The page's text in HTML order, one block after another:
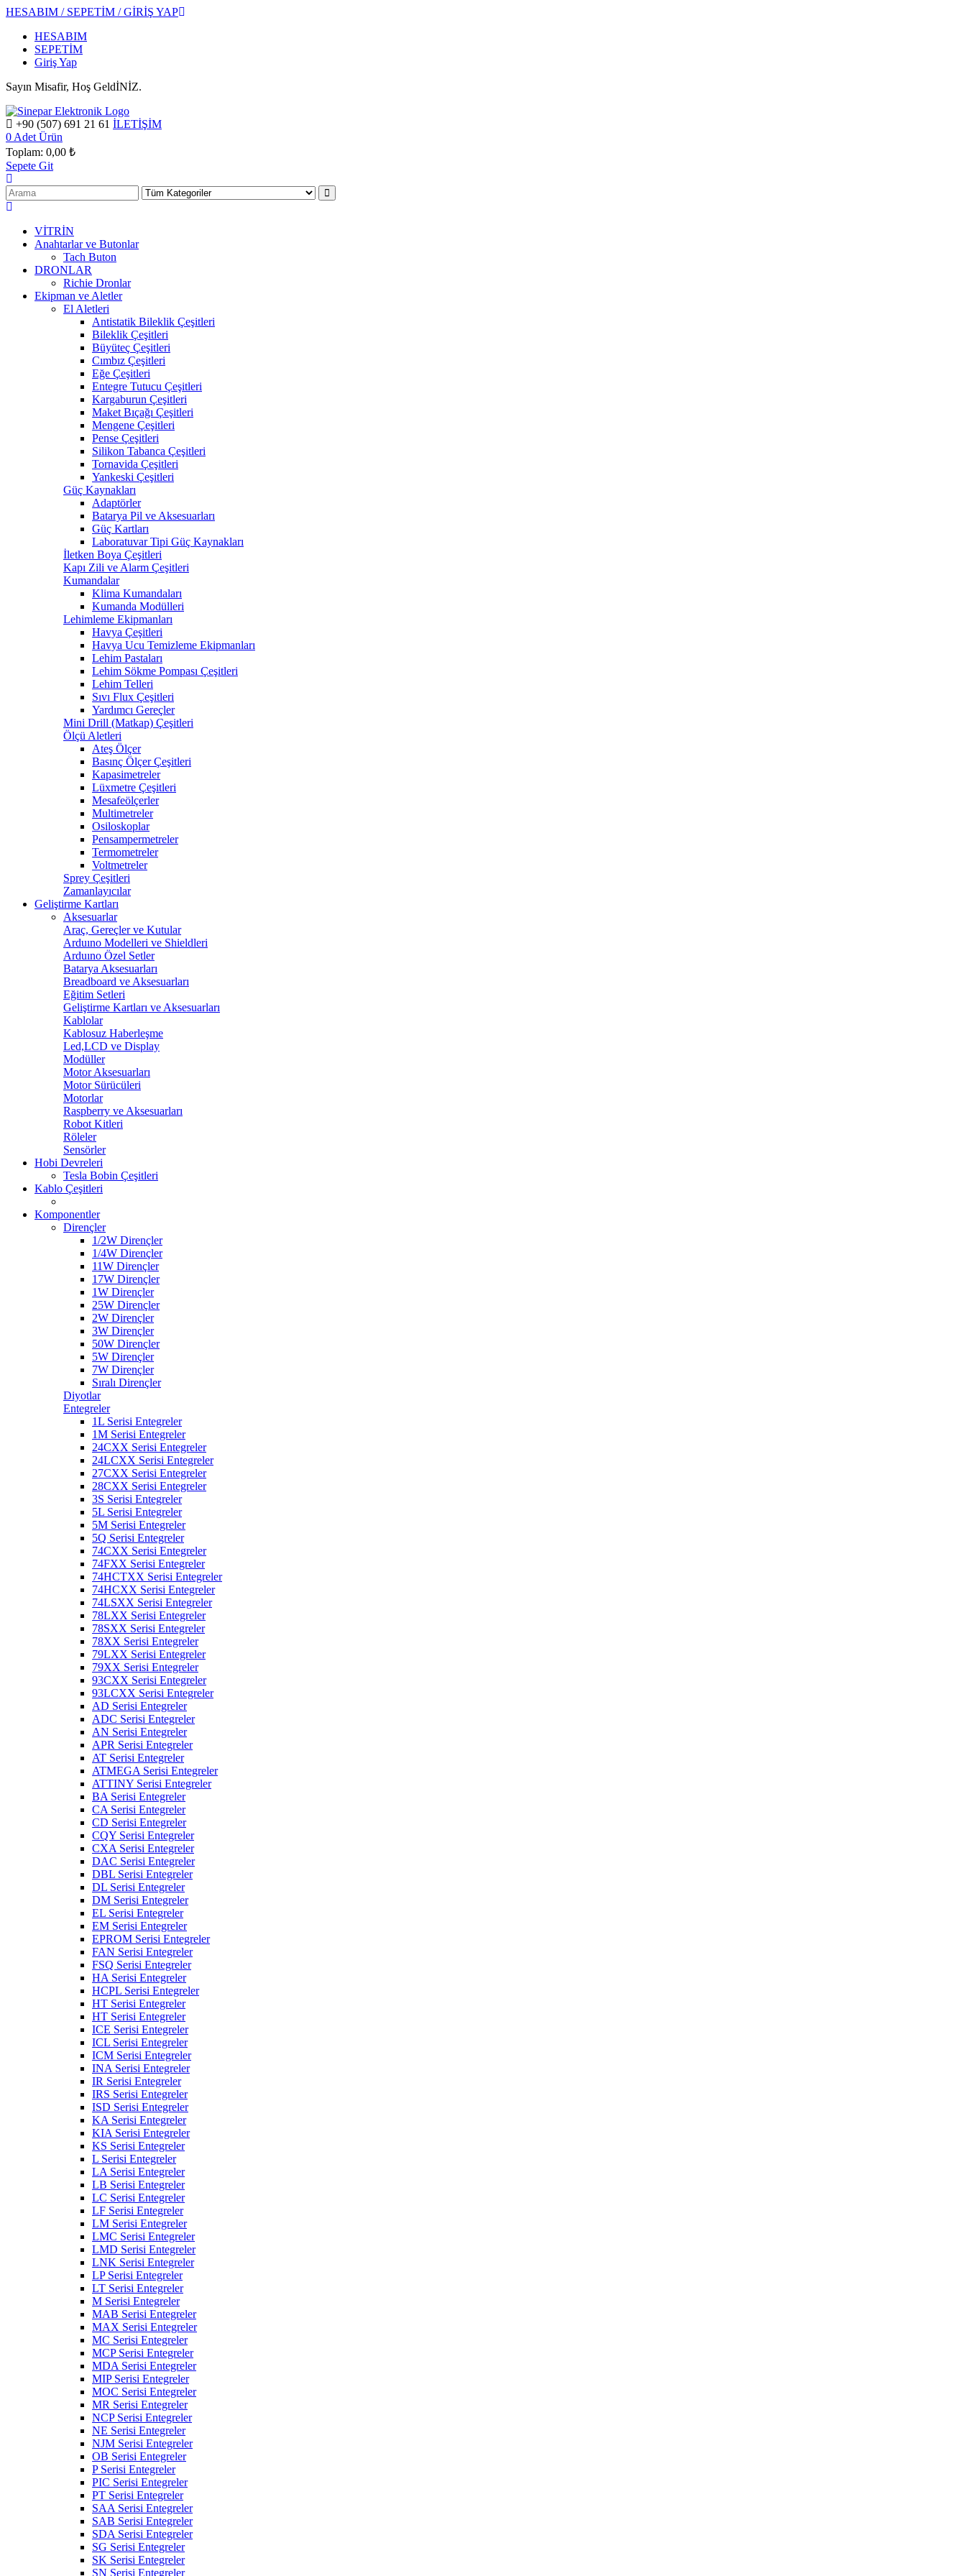
HESABIM / SEPETİM / GİRİŞ YAP
HESABIM
SEPETİM
Giriş Yap
Sayın Misafir, Hoş GeldİNİZ.
+90 (507) 691 21 61 İLETİŞİM
0 Adet Ürün
Toplam: 0,00 ₺
Sepete Git
VİTRİN
Anahtarlar ve Butonlar
Tach Buton
DRONLAR
Richie Dronlar
Ekipman ve Aletler
El Aletleri
Antistatik Bileklik Çeşitleri
Bileklik Çeşitleri
Büyüteç Çeşitleri
Cımbız Çeşitleri
Eğe Çeşitleri
Entegre Tutucu Çeşitleri
Kargaburun Çeşitleri
Maket Bıçağı Çeşitleri
Mengene Çeşitleri
Pense Çeşitleri
Silikon Tabanca Çeşitleri
Tornavida Çeşitleri
Yankeski Çeşitleri
Güç Kaynakları
Adaptörler
Batarya Pil ve Aksesuarları
Güç Kartları
Laboratuvar Tipi Güç Kaynakları
İletken Boya Çeşitleri
Kapı Zili ve Alarm Çeşitleri
Kumandalar
Klima Kumandaları
Kumanda Modülleri
Lehimleme Ekipmanları
Havya Çeşitleri
Havya Ucu Temizleme Ekipmanları
Lehim Pastaları
Lehim Sökme Pompası Çeşitleri
Lehim Telleri
Sıvı Flux Çeşitleri
Yardımcı Gereçler
Mini Drill (Matkap) Çeşitleri
Ölçü Aletleri
Ateş Ölçer
Basınç Ölçer Çeşitleri
Kapasimetreler
Lüxmetre Çeşitleri
Mesafeölçerler
Multimetreler
Osiloskoplar
Pensampermetreler
Termometreler
Voltmetreler
Sprey Çeşitleri
Zamanlayıcılar
Geliştirme Kartları
Aksesuarlar
Araç, Gereçler ve Kutular
Arduıno Modelleri ve Shieldleri
Arduıno Özel Setler
Batarya Aksesuarları
Breadboard ve Aksesuarları
Eğitim Setleri
Geliştirme Kartları ve Aksesuarları
Kablolar
Kablosuz Haberleşme
Led,LCD ve Display
Modüller
Motor Aksesuarları
Motor Sürücüleri
Motorlar
Raspberry ve Aksesuarları
Robot Kitleri
Röleler
Sensörler
Hobi Devreleri
Tesla Bobin Çeşitleri
Kablo Çeşitleri
Komponentler
Dirençler
1/2W Dirençler
1/4W Dirençler
11W Dirençler
17W Dirençler
1W Dirençler
25W Dirençler
2W Dirençler
3W Dirençler
50W Dirençler
5W Dirençler
7W Dirençler
Sıralı Dirençler
Diyotlar
Entegreler
1L Serisi Entegreler
1M Serisi Entegreler
24CXX Serisi Entegreler
24LCXX Serisi Entegreler
27CXX Serisi Entegreler
28CXX Serisi Entegreler
3S Serisi Entegreler
5L Serisi Entegreler
5M Serisi Entegreler
5Q Serisi Entegreler
74CXX Serisi Entegreler
74FXX Serisi Entegreler
74HCTXX Serisi Entegreler
74HCXX Serisi Entegreler
74LSXX Serisi Entegreler
78LXX Serisi Entegreler
78SXX Serisi Entegreler
78XX Serisi Entegreler
79LXX Serisi Entegreler
79XX Serisi Entegreler
93CXX Serisi Entegreler
93LCXX Serisi Entegreler
AD Serisi Entegreler
ADC Serisi Entegreler
AN Serisi Entegreler
APR Serisi Entegreler
AT Serisi Entegreler
ATMEGA Serisi Entegreler
ATTINY Serisi Entegreler
BA Serisi Entegreler
CA Serisi Entegreler
CD Serisi Entegreler
CQY Serisi Entegreler
CXA Serisi Entegreler
DAC Serisi Entegreler
DBL Serisi Entegreler
DL Serisi Entegreler
DM Serisi Entegreler
EL Serisi Entegreler
EM Serisi Entegreler
EPROM Serisi Entegreler
FAN Serisi Entegreler
FSQ Serisi Entegreler
HA Serisi Entegreler
HCPL Serisi Entegreler
HT Serisi Entegreler
HT Serisi Entegreler
ICE Serisi Entegreler
ICL Serisi Entegreler
ICM Serisi Entegreler
INA Serisi Entegreler
IR Serisi Entegreler
IRS Serisi Entegreler
ISD Serisi Entegreler
KA Serisi Entegreler
KIA Serisi Entegreler
KS Serisi Entegreler
L Serisi Entegreler
LA Serisi Entegreler
LB Serisi Entegreler
LC Serisi Entegreler
LF Serisi Entegreler
LM Serisi Entegreler
LMC Serisi Entegreler
LMD Serisi Entegreler
LNK Serisi Entegreler
LP Serisi Entegreler
LT Serisi Entegreler
M Serisi Entegreler
MAB Serisi Entegreler
MAX Serisi Entegreler
MC Serisi Entegreler
MCP Serisi Entegreler
MDA Serisi Entegreler
MIP Serisi Entegreler
MOC Serisi Entegreler
MR Serisi Entegreler
NCP Serisi Entegreler
NE Serisi Entegreler
NJM Serisi Entegreler
OB Serisi Entegreler
P Serisi Entegreler
PIC Serisi Entegreler
PT Serisi Entegreler
SAA Serisi Entegreler
SAB Serisi Entegreler
SDA Serisi Entegreler
SG Serisi Entegreler
SK Serisi Entegreler
SN Serisi Entegreler